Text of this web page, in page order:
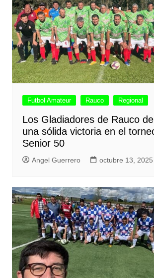
Futbol Amateur Rauco Regional
Los Gladiadores de Rauco
una sólida victoria en el
Senior 50
Angel Guerrero octubre 13, 2025